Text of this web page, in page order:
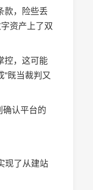
款，险些丢
资产上了双
控，这可能
"既当裁判又
确认平台的
现了从建站